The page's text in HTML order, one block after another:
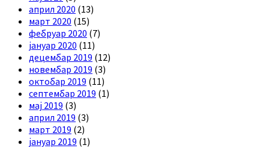
април 2020 (13)
март 2020 (15)
фебруар 2020 (7)
јануар 2020 (11)
децембар 2019 (12)
новембар 2019 (3)
октобар 2019 (11)
септембар 2019 (1)
мај 2019 (3)
април 2019 (3)
март 2019 (2)
јануар 2019 (1)